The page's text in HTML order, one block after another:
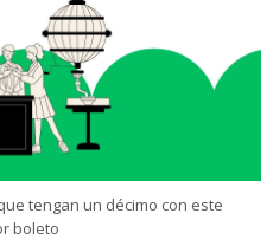
tengan un décimo con este
boleto